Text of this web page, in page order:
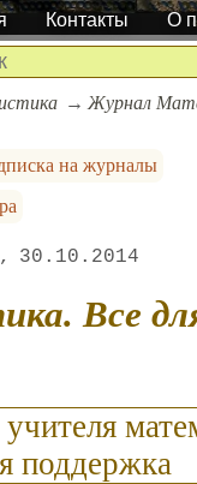
Контакты О
Журнал
на журналы
30.10.2014
поддержка